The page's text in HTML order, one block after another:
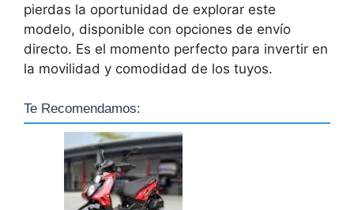
pierdas la oportunidad de explorar este
modelo, disponible con opciones de envío
directo. Es el momento perfecto para invertir en
la movilidad y comodidad de los tuyos.
Te Recomendamos: